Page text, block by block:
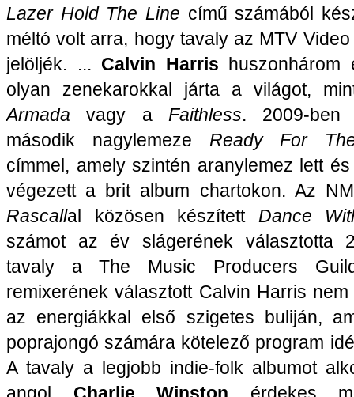
Lazer Hold The Line című számából
méltó volt arra, hogy tavaly az MTV
jelöljék. ... Calvin Harris
huszonhárom
olyan zenekarokkal járta a világot,
Armada vagy a Faithless. 2009-ben
második nagylemeze Ready For
címmel, amely szintén aranylemez lett
végezett a brit album chartokon. Az
Rascallal közösen készített Dance
számot az év slágerének választotta
tavaly a The Music Producers
remixerének választott Calvin Harris
az energiákkal első szigetes buliján,
poprajongó számára kötelező program
A tavaly a legjobb indie-folk albumot